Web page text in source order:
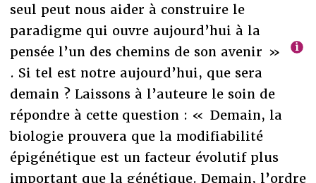
seul peut nous aider à construire le
paradigme qui ouvre aujourd’hui à la
pensée l’un des chemins de son avenir »
. Si tel est notre aujourd’hui, que sera
demain ? Laissons à l’auteure le soin de
répondre à cette question : « Demain, la
biologie prouvera que la modifiabilité
épigénétique est un facteur évolutif plus
important que la génétique. Demain, l’ordre